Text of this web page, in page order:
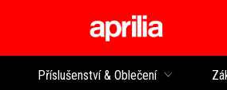
Příslušenství & Oblečení